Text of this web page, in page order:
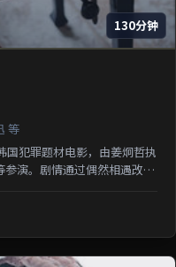
130分钟
等
国犯罪题材电影，由姜炯哲执
演。剧情通过偶然相遇改写